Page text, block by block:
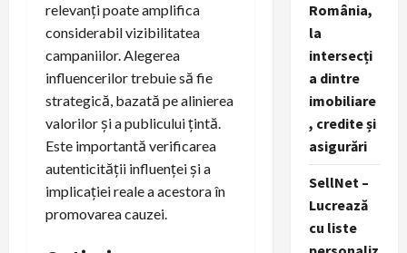
relevanți poate amplifica
considerabil vizibilitatea
campaniilor. Alegerea
influencerilor trebuie să fie
strategică, bazată pe alinierea
valorilor și a publicului țintă.
Este importantă verificarea
autenticității influenței și a
implicației reale a acestora în
promovarea cauzei.
România,
la
intersecți
a dintre
imobiliare
, credite și
asigurări
SellNet –
Lucrează
cu liste